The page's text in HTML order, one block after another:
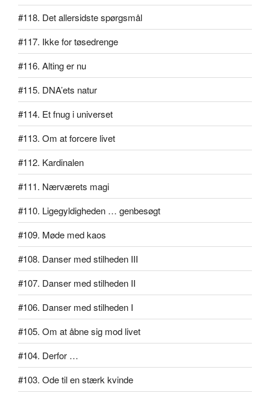
#118. Det allersidste spørgsmål
#117. Ikke for tøsedrenge
#116. Alting er nu
#115. DNA’ets natur
#114. Et fnug i universet
#113. Om at forcere livet
#112. Kardinalen
#111. Nærværets magi
#110. Ligegyldigheden … genbesøgt
#109. Møde med kaos
#108. Danser med stilheden III
#107. Danser med stilheden II
#106. Danser med stilheden I
#105. Om at åbne sig mod livet
#104. Derfor …
#103. Ode til en stærk kvinde